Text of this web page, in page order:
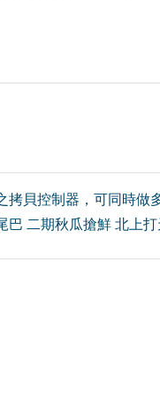
貝控制器，可同時做
二期秋瓜搶鮮 北上打